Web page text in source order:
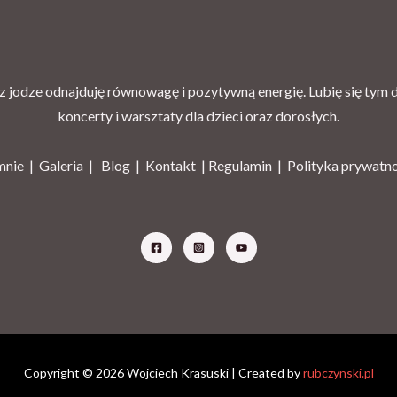
jodze odnajduję równowagę i pozytywną energię. Lubię się tym
koncerty i warsztaty dla dzieci oraz dorosłych.
| Galeria | Blog | Kontakt | Regulamin | Polityka
Copyright © 2026 Wojciech Krasuski | Created byrubczynski.pl